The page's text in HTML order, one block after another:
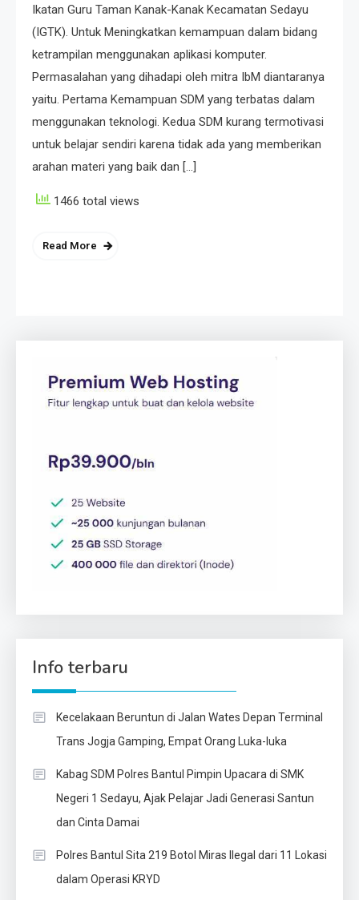
Ikatan Guru Taman Kanak-Kanak Kecamatan Sedayu
(IGTK). Untuk Meningkatkan kemampuan dalam bidang
ketrampilan menggunakan aplikasi komputer.
Permasalahan yang dihadapi oleh mitra IbM diantaranya
yaitu. Pertama Kemampuan SDM yang terbatas dalam
menggunakan teknologi. Kedua SDM kurang termotivasi
untuk belajar sendiri karena tidak ada yang memberikan
arahan materi yang baik dan […]
1466 total views
Read More
Info terbaru
Kecelakaan Beruntun di Jalan Wates Depan Terminal
Trans Jogja Gamping, Empat Orang Luka-luka
Kabag SDM Polres Bantul Pimpin Upacara di SMK
Negeri 1 Sedayu, Ajak Pelajar Jadi Generasi Santun
dan Cinta Damai
Polres Bantul Sita 219 Botol Miras Ilegal dari 11 Lokasi
dalam Operasi KRYD